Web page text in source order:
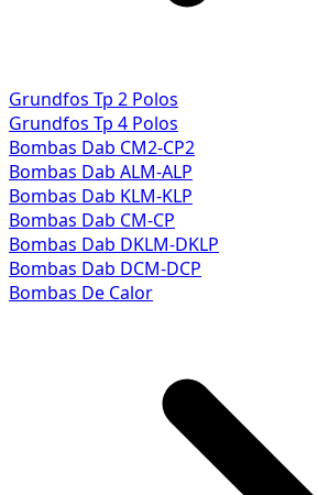
Grundfos Tp 2 Polos
Grundfos Tp 4 Polos
Bombas Dab CM2-CP2
Bombas Dab ALM-ALP
Bombas Dab KLM-KLP
Bombas Dab CM-CP
Bombas Dab DKLM-DKLP
Bombas Dab DCM-DCP
Bombas De Calor